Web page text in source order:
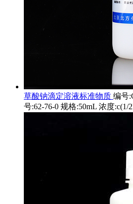
草酸钠滴定溶液标准物质 编号
号:62-76-0 规格:50mL 浓度:c(1/